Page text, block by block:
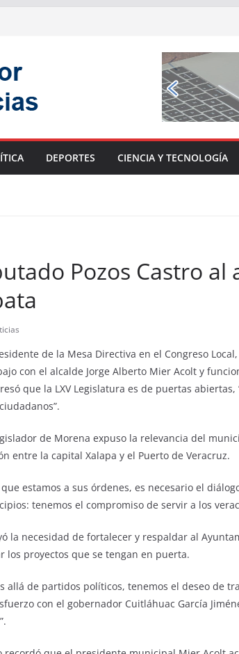
DEPORTES CIENCIA Y TECNOLOGÍA
Pozos Castro al
de la Mesa Directiva en el Congreso
con el alcalde Jorge Alberto Mier Acolt y
que la LXV Legislatura es de puertas
de Morena expuso la relevancia del
entre la capital Xalapa y el Puerto de Veracruz.
estamos a sus órdenes, es necesario el
tenemos el compromiso de servir a los
la necesidad de fortalecer y respaldar al
los proyectos que se tengan en puerta.
allá de partidos políticos, tenemos el deseo de
con el gobernador Cuitláhuac García